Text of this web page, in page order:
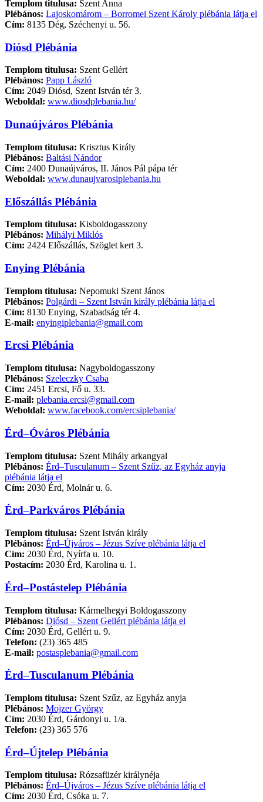
Templom titulusa: Szent Anna
Plébános: Lajoskomárom – Borromei Szent Károly plébánia látja el
Cím: 8135 Dég, Széchenyi u. 56.
Diósd Plébánia
Templom titulusa: Szent Gellért
Plébános: Papp László
Cím: 2049 Diósd, Szent István tér 3.
Weboldal: www.diosdplebania.hu/
Dunaújváros Plébánia
Templom titulusa: Krisztus Király
Plébános: Baltási Nándor
Cím: 2400 Dunaújváros, II. János Pál pápa tér
Weboldal: www.dunaujvarosiplebania.hu
Előszállás Plébánia
Templom titulusa: Kisboldogasszony
Plébános: Mihályi Miklós
Cím: 2424 Előszállás, Szöglet kert 3.
Enying Plébánia
Templom titulusa: Nepomuki Szent János
Plébános: Polgárdi – Szent István király plébánia látja el
Cím: 8130 Enying, Szabadság tér 4.
E-mail: enyingiplebania@gmail.com
Ercsi Plébánia
Templom titulusa: Nagyboldogasszony
Plébános: Szeleczky Csaba
Cím: 2451 Ercsi, Fő u. 33.
E-mail: plebania.ercsi@gmail.com
Weboldal: www.facebook.com/ercsiplebania/
Érd–Óváros Plébánia
Templom titulusa: Szent Mihály arkangyal
Plébános: Érd–Tusculanum – Szent Szűz, az Egyház anyja
plébánia látja el
Cím: 2030 Érd, Molnár u. 6.
Érd–Parkváros Plébánia
Templom titulusa: Szent István király
Plébános: Érd–Újváros – Jézus Szíve plébánia látja el
Cím: 2030 Érd, Nyírfa u. 10.
Postacím: 2030 Érd, Karolina u. 1.
Érd–Postástelep Plébánia
Templom titulusa: Kármelhegyi Boldogasszony
Plébános: Diósd – Szent Gellért plébánia látja el
Cím: 2030 Érd, Gellért u. 9.
Telefon: (23) 365 485
E-mail: postasplebania@gmail.com
Érd–Tusculanum Plébánia
Templom titulusa: Szent Szűz, az Egyház anyja
Plébános: Mojzer György
Cím: 2030 Érd, Gárdonyi u. 1/a.
Telefon: (23) 365 576
Érd–Újtelep Plébánia
Templom titulusa: Rózsafüzér királynéja
Plébános: Érd–Újváros – Jézus Szíve plébánia látja el
Cím: 2030 Érd, Csóka u. 7.